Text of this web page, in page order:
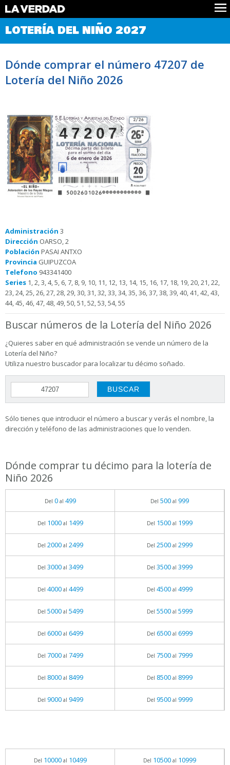
Comprobar Loteria del Niño
Premios
Noticias
Datos
LOTERÍA DEL NIÑO 2027
Dónde comprar el número 47207 de
Lotería del Niño 2026
47207
Administración 3
Dirección OARSO, 2
Población PASAI ANTXO
Provincia GUIPUZCOA
Telefono 943341400
Series 1, 2, 3, 4, 5, 6, 7, 8, 9, 10, 11, 12, 13, 14, 15, 16, 17, 18, 19, 20, 21, 22,
23, 24, 25, 26, 27, 28, 29, 30, 31, 32, 33, 34, 35, 36, 37, 38, 39, 40, 41, 42, 43,
44, 45, 46, 47, 48, 49, 50, 51, 52, 53, 54, 55
Buscar números de la Lotería del Niño 2026
¿Quieres saber en qué administración se vende un número de la
Lotería del Niño?
Utiliza nuestro buscador para localizar tu décimo soñado.
Sólo tienes que introducir el número a buscar y verás el nombre, la
dirección y teléfono de las administraciones que lo venden.
Dónde comprar tu décimo para la lotería de
Niño 2026
Del 0al 499 Del 500al 999
Del 1000al 1499 Del 1500al 1999
Del 2000al 2499 Del 2500al 2999
Del 3000al 3499 Del 3500al 3999
Del 4000al 4499 Del 4500al 4999
Del 5000al 5499 Del 5500al 5999
Del 6000al 6499 Del 6500al 6999
Del 7000al 7499 Del 7500al 7999
Del 8000al 8499 Del 8500al 8999
Del 9000al 9499 Del 9500al 9999
Del 10000al 10499 Del 10500al 10999